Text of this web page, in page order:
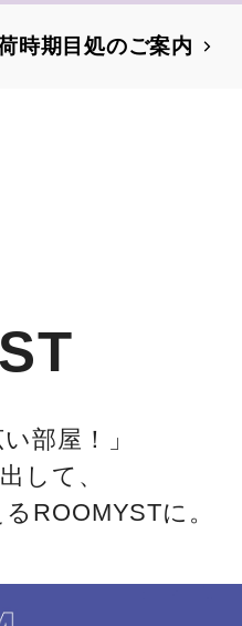
時期目処のご案内
部屋！」
して、
ROOMYSTに。